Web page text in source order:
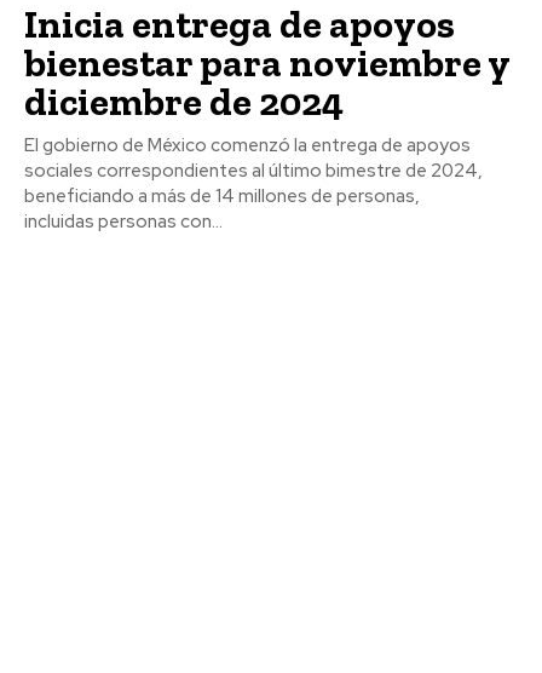
Inicia entrega de apoyos
bienestar para noviembre y
diciembre de 2024
El gobierno de México comenzó la entrega de apoyos
sociales correspondientes al último bimestre de 2024,
beneficiando a más de 14 millones de personas,
incluidas personas con...